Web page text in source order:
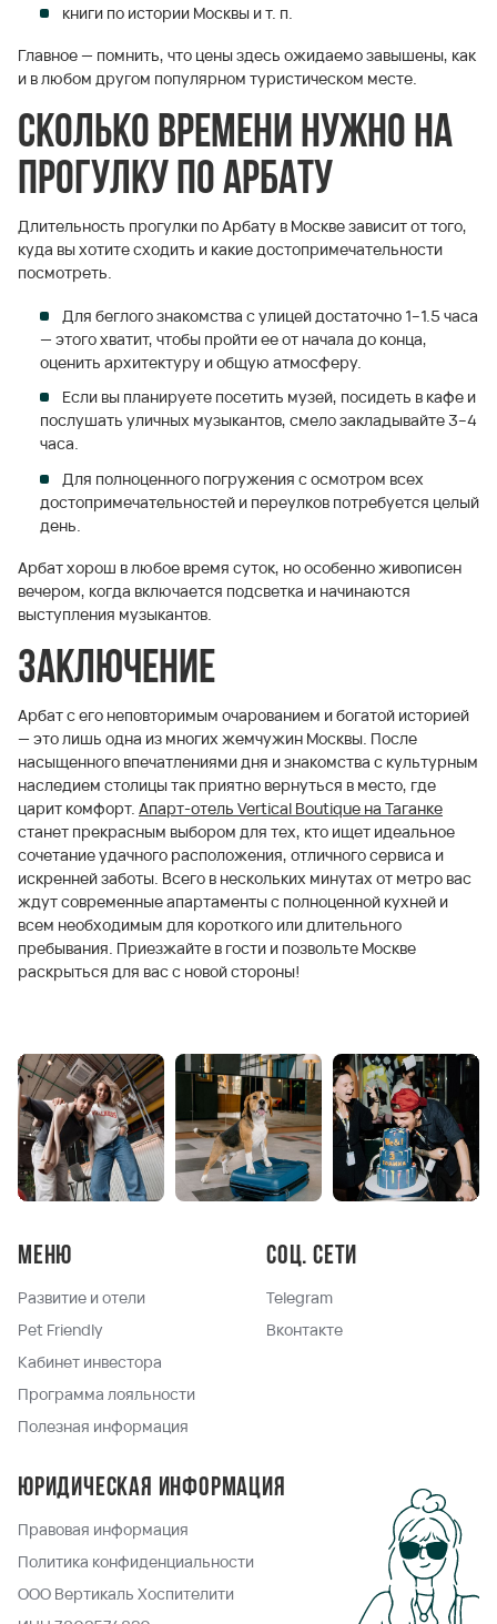
книги по истории Москвы и т. п.
Главное — помнить, что цены здесь ожидаемо завышены, как
и в любом другом популярном туристическом месте.
Сколько времени нужно на
прогулку по Арбату
Длительность прогулки по Арбату в Москве зависит от того,
куда вы хотите сходить и какие достопримечательности
посмотреть.
Для беглого знакомства с улицей достаточно 1–1.5 часа
— этого хватит, чтобы пройти ее от начала до конца,
оценить архитектуру и общую атмосферу.
Если вы планируете посетить музей, посидеть в кафе и
послушать уличных музыкантов, смело закладывайте 3–4
часа.
Для полноценного погружения с осмотром всех
достопримечательностей и переулков потребуется целый
день.
Арбат хорош в любое время суток, но особенно живописен
вечером, когда включается подсветка и начинаются
выступления музыкантов.
Заключение
Арбат с его неповторимым очарованием и богатой историей
— это лишь одна из многих жемчужин Москвы. После
насыщенного впечатлениями дня и знакомства с культурным
наследием столицы так приятно вернуться в место, где
царит комфорт. Апарт-отель Vertical Boutique на Таганке
станет прекрасным выбором для тех, кто ищет идеальное
сочетание удачного расположения, отличного сервиса и
искренней заботы. Всего в нескольких минутах от метро вас
ждут современные апартаменты с полноценной кухней и
всем необходимым для короткого или длительного
пребывания. Приезжайте в гости и позвольте Москве
раскрыться для вас с новой стороны!
Меню
Развитие и отели
Pet Friendly
Кабинет инвестора
Программа лояльности
Полезная информация
Соц. сети
Telegram
Вконтакте
Юридическая информация
Правовая информация
Политика конфиденциальности
ООО Вертикаль Хоспителити